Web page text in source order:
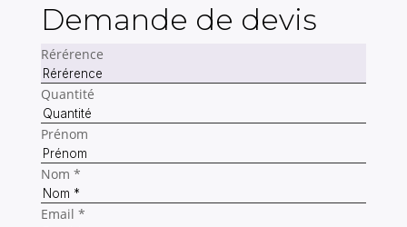
Demande de devis
Rérérence
Quantité
Prénom
Nom *
Email *